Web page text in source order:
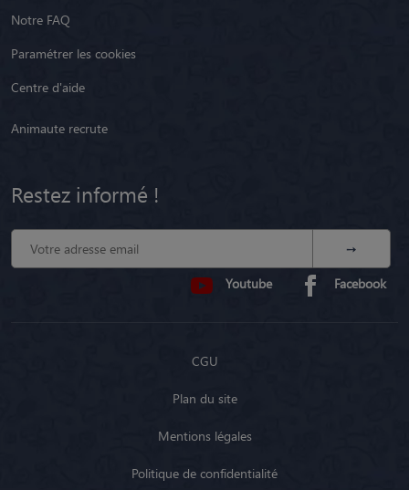
Notre FAQ
Paramétrer les cookies
Centre d'aide
Animaute recrute
Restez informé !
Youtube Facebook
CGU
Plan du site
Mentions légales
Politique de confidentialité